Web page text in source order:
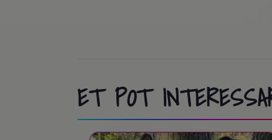
21:45 - 23:00 / Night party!
19:00 - 20:00 / Sports & Leisure
20:00 - 20:30 / Showers
ET POT